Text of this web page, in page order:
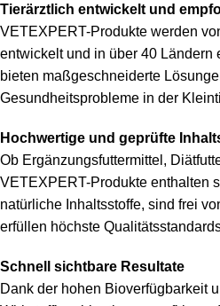
Tierärztlich entwickelt und
VETEXPERT-Produkte werden
entwickelt und in über 40 Ländern
bieten maßgeschneiderte
Gesundheitsprobleme in der
Hochwertige und geprüfte
Ob Ergänzungsfuttermittel,
VETEXPERT-Produkte enthalten
natürliche Inhaltsstoffe, sind frei
erfüllen höchste
Schnell sichtbare Resultate
Dank der hohen Bioverfügbarkeit